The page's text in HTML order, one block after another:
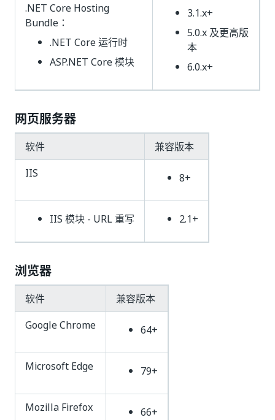
.NET Core Hosting
Bundle：
.NET Core 运行时
ASP.NET Core 模块
3.1.x+
5.0.x 及更高版
本
6.0.x+
网页服务器
软件
兼容版本
IIS
8+
IIS 模块 - URL 重写 2.1+
浏览器
软件
兼容版本
Google Chrome
64+
Microsoft Edge 79+
Mozilla Firefox 66+